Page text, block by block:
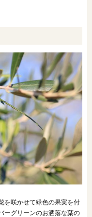
を咲かせて緑色の果実を付
ーグリーンのお洒落な葉の